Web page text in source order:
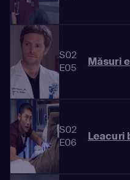
S02
E05
Măsuri
S02
E06
Leacuri